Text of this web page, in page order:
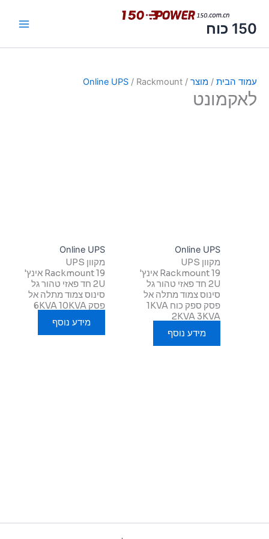
כוח
הבית /מוצר/
Online UPS/ Rackmount
Online UPS
מקוון UPS
Rackmount 19 אינץ'
2U חד פאזי טהור גל
סינוס צמוד מתלה אל
פסק ספק כוח 1KVA
2KVA 3KVA
מידע נוסף
Online UPS
מקוון UPS
Rackmount 19 אינץ'
2U חד פאזי טהור גל
סינוס צמוד מתלה אל
מידע נוסף